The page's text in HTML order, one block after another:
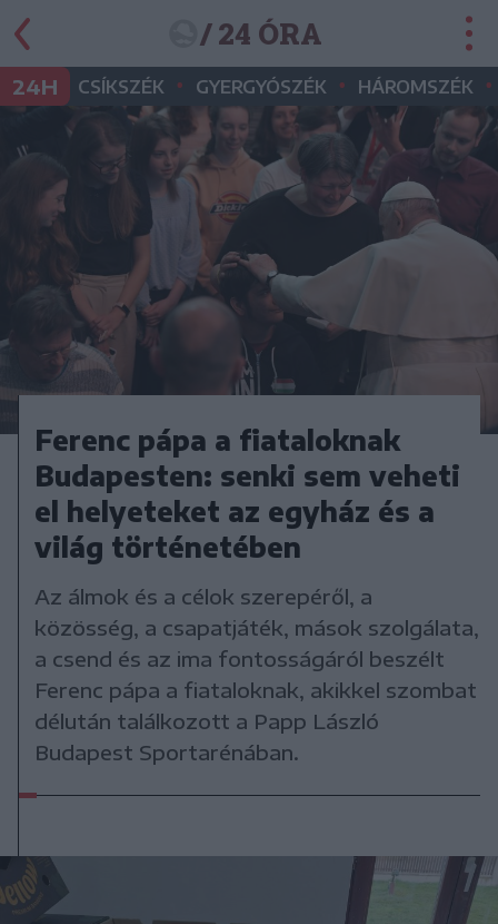
/ 24 ÓRA
24H CSÍKSZÉK • GYERGYÓSZÉK • HÁROMSZÉK •
Ferenc pápa a fiataloknak
Budapesten: senki sem veheti
el helyeteket az egyház és a
világ történetében
Az álmok és a célok szerepéről, a
közösség, a csapatjáték, mások szolgálata,
a csend és az ima fontosságáról beszélt
Ferenc pápa a fiataloknak, akikkel szombat
délután találkozott a Papp László
Budapest Sportarénában.